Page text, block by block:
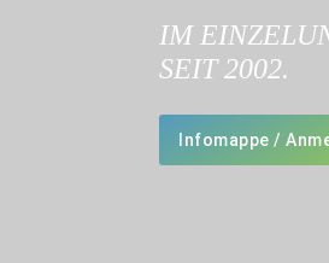
IM
SEIT 2002.
Infomappe /